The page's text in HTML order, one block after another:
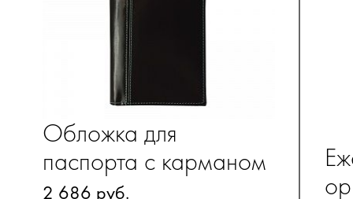
Обложка для
паспорта с карманом
для купюр из
2 686 руб.